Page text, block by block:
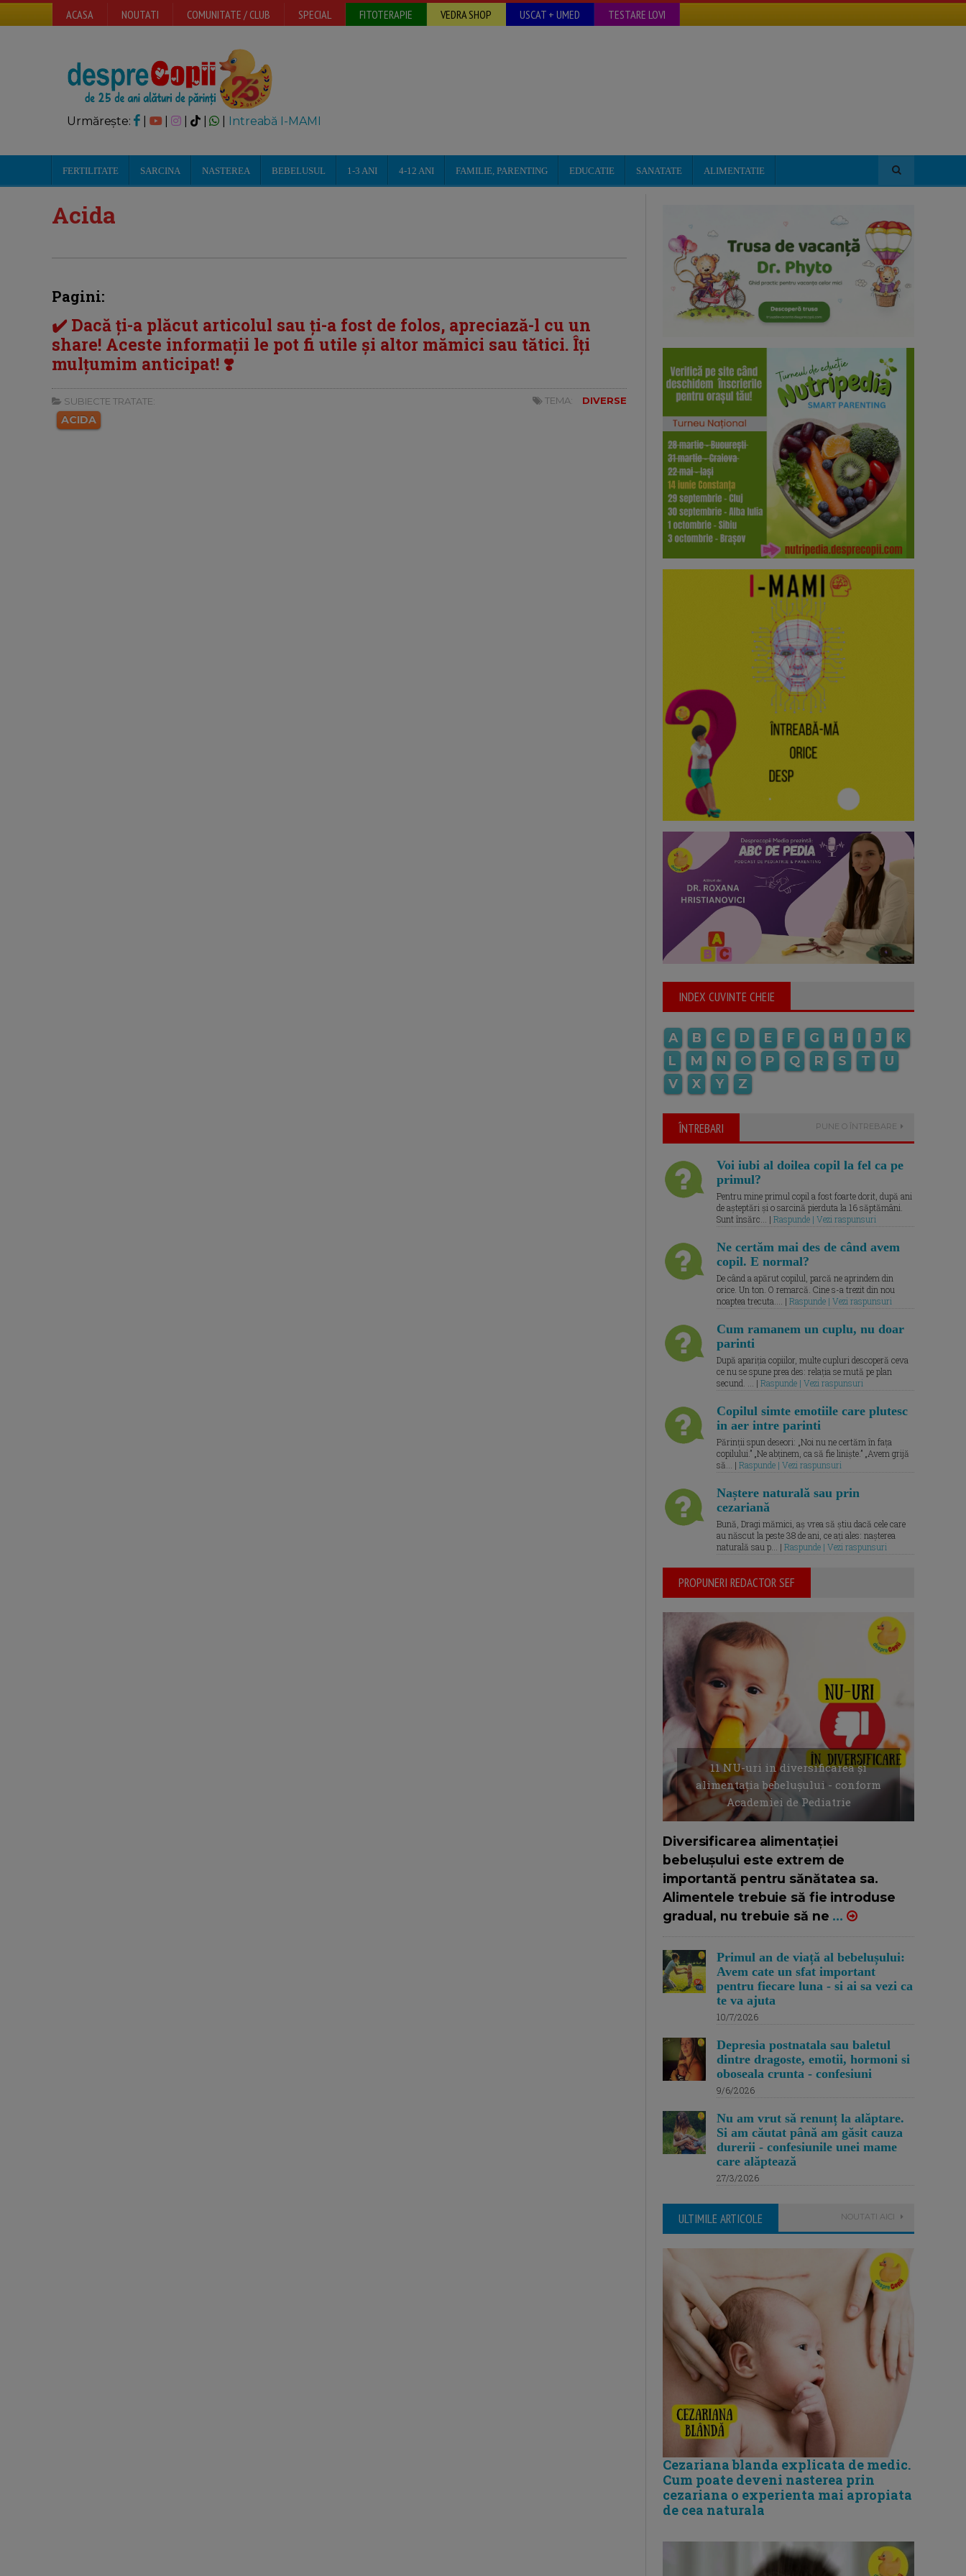
ACASA NOUTATI COMUNITATE / CLUB SPECIAL FITOTERAPIE VEDRA SHOP USCAT + UMED TESTARE LOVI
Urmărește: | | Intreabă I-MAMI
FERTILITATE SARCINA NASTEREA BEBELUSUL 1-3 ANI 4-12 ANI FAMILIE, PARENTING EDUCATIE SANATATE ALIMENTATIE
Acida
Pagini:
✔️ Dacă ți-a plăcut articolul sau ți-a fost de folos, apreciază-l cu un
share! Aceste informații le pot fi utile și altor mămici sau tătici. Îți
mulțumim anticipat! ❣️
SUBIECTE TRATATE:
ACIDA
TEMA: DIVERSE
INDEX CUVINTE CHEIE
A B C D E F G H I J
K
L
M N O P Q R S T
U
V
X Y Z
ÎNTREBARI PUNE O ÎNTREBARE
Voi iubi al doilea copil la fel ca pe
primul?
Pentru mine primul copil a fost foarte dorit, după ani
de așteptări și o sarcină pierduta la 16 săptămâni.
Sunt însărc... | Raspunde | Vezi raspunsuri
Ne certăm mai des de când avem
copil. E normal?
De când a apărut copilul, parcă ne aprindem din
orice. Un ton. O remarcă. Cine s-a trezit din nou
noaptea trecuta.... | Raspunde | Vezi raspunsuri
Cum ramanem un cuplu, nu doar
parinti
După apariția copiilor, multe cupluri descoperă ceva
ce nu se spune prea des: relația se mută pe plan
secund. ... | Raspunde | Vezi raspunsuri
Copilul simte emotiile care plutesc
in aer intre parinti
Părinții spun deseori: „Noi nu ne certăm în fața
copilului.” „Ne abținem, ca să fie liniște.” „Avem grijă
să... | Raspunde | Vezi raspunsuri
Naștere naturală sau prin
cezariană
Bună, Dragi mămici, aș vrea să știu dacă cele care
au născut la peste 38 de ani, ce ați ales: nașterea
naturală sau p... | Raspunde | Vezi raspunsuri
PROPUNERI REDACTOR SEF
11 NU-uri in diversificarea și
alimentația bebelușului - conform
Academiei de Pediatrie
Diversificarea alimentației
bebelușului este extrem de
importantă pentru sănătatea sa.
Alimentele trebuie să fie introduse
gradual, nu trebuie să ne ...
Primul an de viață al bebelușului:
Avem cate un sfat important
pentru fiecare luna - si ai sa vezi ca
te va ajuta
10/7/2026
Depresia postnatala sau baletul
dintre dragoste, emotii, hormoni si
oboseala crunta - confesiuni
9/6/2026
Nu am vrut să renunț la alăptare.
Si am căutat până am găsit cauza
durerii - confesiunile unei mame
care alăptează
27/3/2026
ULTIMILE ARTICOLE NOUTATI AICI
Cezariana blanda explicata de medic.
Cum poate deveni nasterea prin
cezariana o experienta mai apropiata
de cea naturala